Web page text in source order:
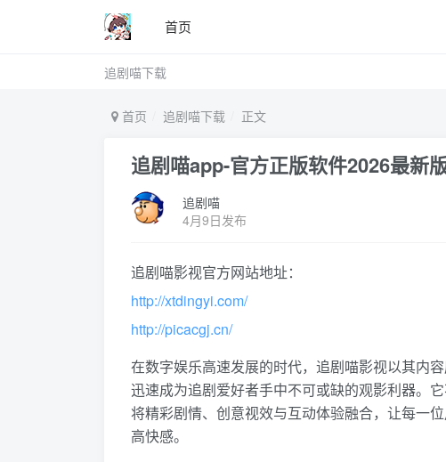
首页
追剧喵下载
首页 追剧喵下载 正文
追剧喵app-官方正版软件2026最新
追剧喵
4月9日发布
追剧喵影视官方网站地址：
http://xtdingyi.com/
http://picacgj.cn/
在数字娱乐高速发展的时代，追剧喵影视以其内
迅速成为追剧爱好者手中不可或缺的观影利器。
将精彩剧情、创意视效与互动体验融合，让每一
高快感。